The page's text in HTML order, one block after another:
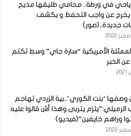
في ورطة.. محامي طليقها مديح
يخرج عن واجب التحفظ و يكشف
جديدة..(صور)
الأمريكية “سارة جاي” وسط تكتم
الخبر
وصفها ‘بنت الكوري’..بية الزردي تهاجم
يتربى وهذا أش قالوا عليه
وراهم خايفين”(فيديو)